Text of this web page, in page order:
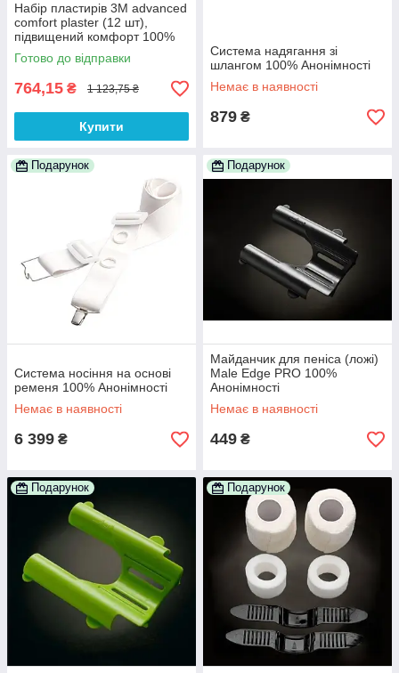
Набір пластирів 3M advanced
comfort plaster (12 шт),
підвищений комфорт 100%
Анонімності
Готово до відправки
764,15 ₴ 1 123,75 ₴
Купити
Система надягання зі
шлангом 100% Анонімності
Немає в наявності
879 ₴
Подарунок
Система носіння на основі
ременя 100% Анонімності
Немає в наявності
6 399 ₴
Подарунок
Майданчик для пеніса (ложі)
Male Edge PRO 100%
Анонімності
Немає в наявності
449 ₴
Подарунок Подарунок